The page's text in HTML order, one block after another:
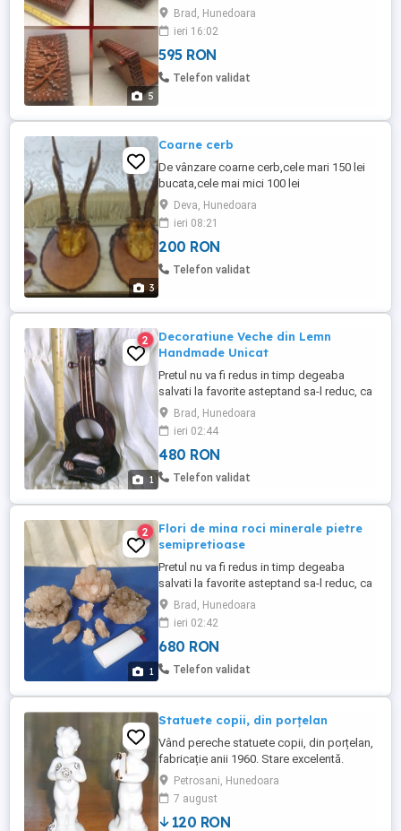
5
favorite crezand ca-l scad, normal il cresc
constant Doar 595 lei negociabil oricum
valoreaza mai mult de atat Nu trimit cu
ramburs Care vor sa-mi vanda ori isi dau
cu parerea sau compara cu alte oferte
Brad, Hunedoara
ieri 16:02
595 RON
Telefon validat
3
Coarne cerb
De vânzare coarne cerb,cele mari 150 lei
bucata,cele mai mici 100 lei
Deva, Hunedoara
ieri 08:21
200 RON
Telefon validat
1
2
Decoratiune Veche din Lemn
Handmade Unicat
Pretul nu va fi redus in timp degeaba
salvati la favorite asteptand sa-l reduc, ca
practic il urc treptat Doar 480 lei
negociabil, oricum are valoare mult mai
mare de atat ca nu se mai fabrica asa
ceva Nu ma grabesc sa o vand deoarece
este bine pusa la conservare Ignor si ia
Brad, Hunedoara
ieri 02:44
480 RON
Telefon validat
1
2
Flori de mina roci minerale pietre
semipretioase
Pretul nu va fi redus in timp degeaba
salvati la favorite asteptand sa-l reduc, ca
practic il urc treptat Doar 680 lei
negociabil toate la pachet, oricum au
valoare mult mai mare Nu le dau separat
Nu le trimit cu ramburs Nu ma grabesc sa
le vand deoarece sunt bine pusa la
Brad, Hunedoara
ieri 02:42
680 RON
Telefon validat
Statuete copii, din porțelan
Vând pereche statuete copii, din porțelan,
fabricație anii 1960. Stare excelentă.
Înălțime = 9 cm. Preț nenegociabil.
Recomand preluarea personală, deoarece
nu îmi asum nici un fel de răspundere
pentru integritatea obiectului trimis prin
Petrosani, Hunedoara
7 august
120 RON